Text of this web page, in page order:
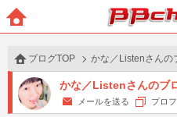
ブログTOP かな／Listenさんの
かな／Listenさんのブ
メールを送る プロ